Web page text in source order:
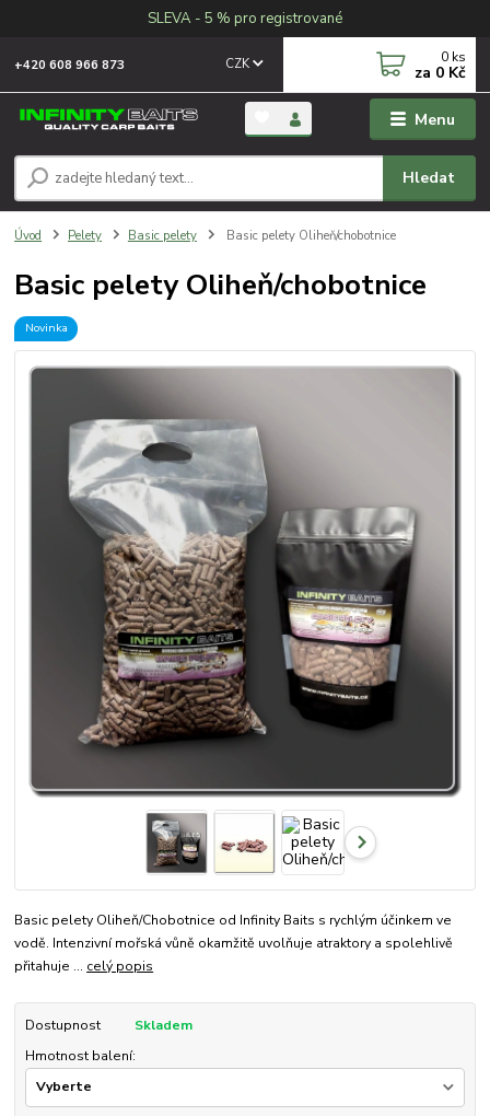
SLEVA - 5 % pro registrované
Menu
CZK
Hledat
+420 608 966 873 0 ks
za 0 Kč
Úvod Pelety Basic pelety Basic pelety Oliheň/chobotnice
Basic pelety Oliheň/chobotnice
Novinka
Basic pelety Oliheň/Chobotnice od Infinity Baits s rychlým účinkem ve
vodě. Intenzivní mořská vůně okamžitě uvolňuje atraktory a spolehlivě
přitahuje ... celý popis
Dostupnost
Skladem
Hmotnost balení: